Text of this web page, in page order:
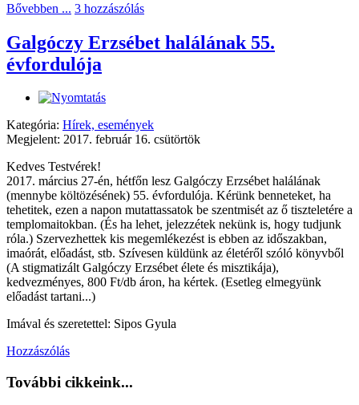
Bővebben ... 3 hozzászólás
Galgóczy Erzsébet halálának 55.
évfordulója
Kategória: Hírek, események
Megjelent: 2017. február 16. csütörtök
Kedves Testvérek!
2017. március 27-én, hétfőn lesz Galgóczy Erzsébet halálának
(mennybe költözésének) 55. évfordulója. Kérünk benneteket, ha
tehetitek, ezen a napon mutattassatok be szentmisét az ő tiszteletére a
templomaitokban. (És ha lehet, jelezzétek nekünk is, hogy tudjunk
róla.) Szervezhettek kis megemlékezést is ebben az időszakban,
imaórát, előadást, stb. Szívesen küldünk az életéről szóló könyvből
(A stigmatizált Galgóczy Erzsébet élete és misztikája),
kedvezményes, 800 Ft/db áron, ha kértek. (Esetleg elmegyünk
előadást tartani...)
Imával és szeretettel: Sipos Gyula
Hozzászólás
További cikkeink...